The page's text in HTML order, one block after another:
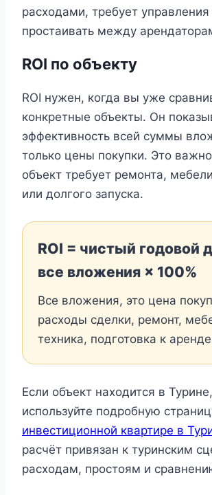
расходами, требует
простаивать между
ROI по объекту
ROI нужен, когда вы уже
конкретные объекты. Он
эффективность всей суммы
только цены покупки. Это
объект требует ремонта,
или долгого запуска.
ROI = чистый годовой
все вложения × 100%
Все вложения, это цена
расходы сделки, ремонт,
техника, подготовка к
Если объект находится в Турине,
используйте подробную
инвестиционной квартире в
расчёт привязан к туринским
расходам, простоям и